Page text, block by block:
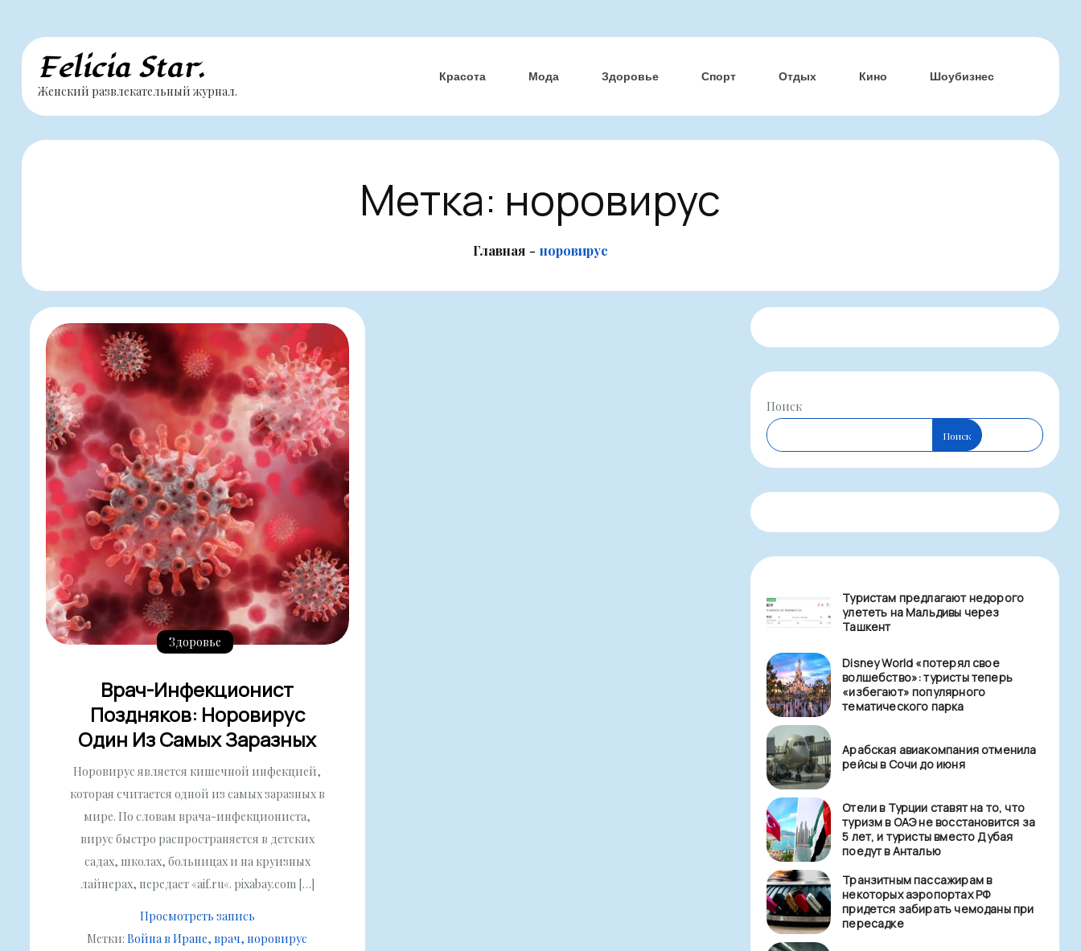
Перейти
содержимому
Felicia Star.
Женский развлекательный журнал.
Красота Мода Здоровье Спорт Отдых Кино Шоубизнес
Метка: норовирус
Главная норовирус
Здоровье
Врач-Инфекционист
Поздняков: Норовирус
Один Из Самых Заразных
Норовирус является кишечной инфекцией,
которая считается одной из самых заразных в
мире. По словам врача-инфекциониста,
вирус быстро распространяется в детских
садах, школах, больницах и на круизных
лайнерах, передает «aif.ru«. pixabay.com […]
Просмотреть запись
Метки:Война в Иране врач норовирус
Поиск
Поиск
Туристам предлагают недорого
улететь на Мальдивы через
Ташкент
Disney World «потерял свое
волшебство»: туристы теперь
«избегают» популярного
тематического парка
Арабская авиакомпания отменила
рейсы в Сочи до июня
Отели в Турции ставят на то, что
туризм в ОАЭ не восстановится за
5 лет, и туристы вместо Дубая
поедут в Анталью
Транзитным пассажирам в
некоторых аэропортах РФ
придется забирать чемоданы при
пересадке